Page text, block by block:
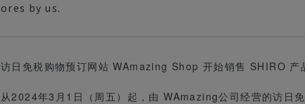
ores by us.
访日免税购物预订网站 WAmazing Shop 开始销售 SHIRO 产
从2024年3月1日（周五）起，由 WAmazing公司经营的访日